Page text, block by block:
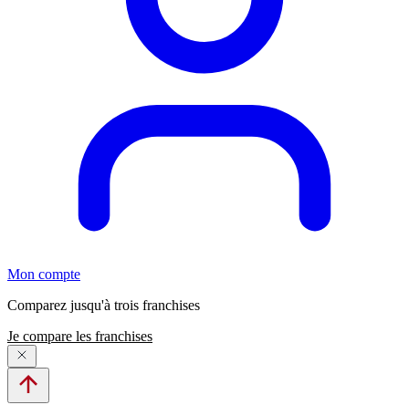
Mon compte
Comparez jusqu'à trois franchises
Je compare les franchises